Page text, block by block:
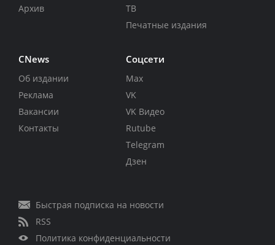
Архив
ТВ
Печатные издания
CNews
Об издании
Реклама
Вакансии
Контакты
Соцсети
Max
VK
VK Видео
Rutube
Telegram
Дзен
Быстрая подписка на новости
RSS
Политика конфиденциальности